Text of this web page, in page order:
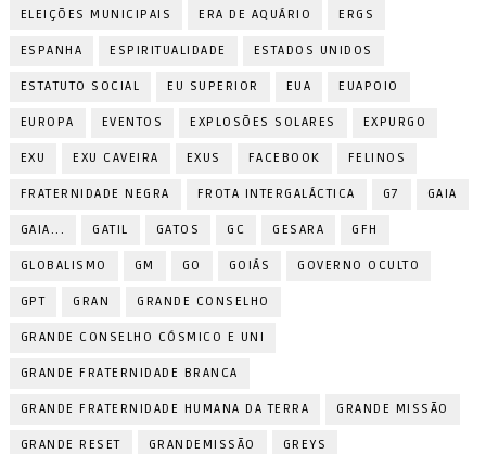
ELEIÇÕES MUNICIPAIS ERA DE AQUÁRIO ERGS
ESPANHA ESPIRITUALIDADE ESTADOS UNIDOS
ESTATUTO SOCIAL EU SUPERIOR EUA EUAPOIO
EUROPA EVENTOS EXPLOSÕES SOLARES EXPURGO
EXU EXU CAVEIRA EXUS FACEBOOK FELINOS
FRATERNIDADE NEGRA FROTA INTERGALÁCTICA G7 GAIA
GAIA... GATIL GATOS GC GESARA GFH
GLOBALISMO GM GO GOIÁS GOVERNO OCULTO
GPT GRAN GRANDE CONSELHO
GRANDE CONSELHO CÓSMICO E UNI
GRANDE FRATERNIDADE BRANCA
GRANDE FRATERNIDADE HUMANA DA TERRA GRANDE MISSÃO
GRANDE RESET GRANDEMISSÃO GREYS